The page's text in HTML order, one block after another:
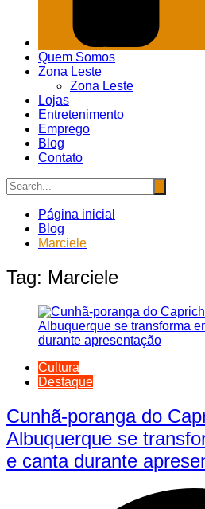
Quem Somos
Zona Leste
Zona Leste
Lojas
Entretenimento
Emprego
Blog
Contato
Página inicial
Blog
Marciele
Tag: Marciele
Cultura
Destaque
Cunhã-poranga do
Albuquerque se
e canta durante